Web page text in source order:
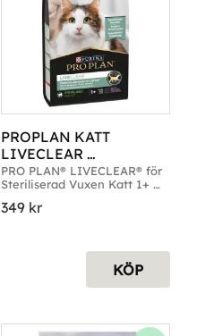
PROPLAN KATT
LIVECLEAR
STERILISED TURKEY
1,4KG
PRO PLAN® LIVECLEAR® för
Steriliserad Vuxen Katt 1+
349 kr
KÖP